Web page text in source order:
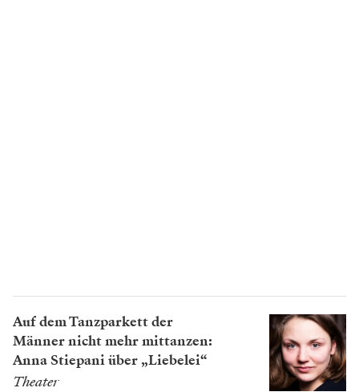
Auf dem Tanzparkett der
Männer nicht mehr mittanzen:
Anna Stiepani über „Liebelei“
Theater